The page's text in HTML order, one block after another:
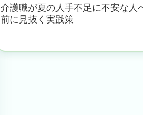
介護職が夏の人手不足に不安な人
前に見抜く実践策